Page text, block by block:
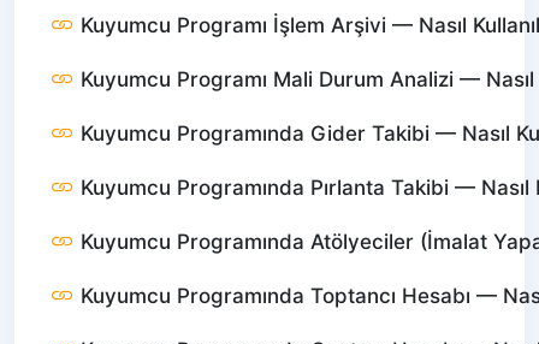
Kuyumcu Programı İşlem Arşivi — Nasıl
Kuyumcu Programı Mali Durum Analizi — Nasıl
Kuyumcu Programında Gider Takibi — Nasıl
Kuyumcu Programında Pırlanta Takibi — Nasıl
Kuyumcu Programında Atölyeciler (İmalat
Kuyumcu Programında Toptancı Hesabı —